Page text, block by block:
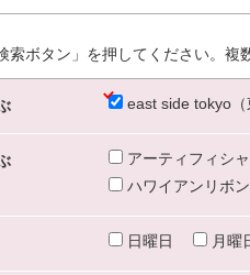
索ボタン」を押してください。複
east side tokyo（
アーティフィシ
ハワイアンリボ
日曜日 月曜